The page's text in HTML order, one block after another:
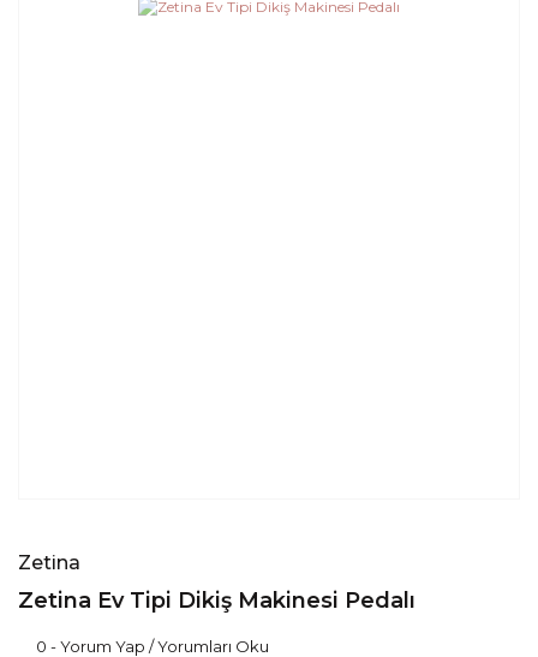
Zetina
Zetina Ev Tipi Dikiş Makinesi Pedalı
0 - Yorum Yap / Yorumları Oku